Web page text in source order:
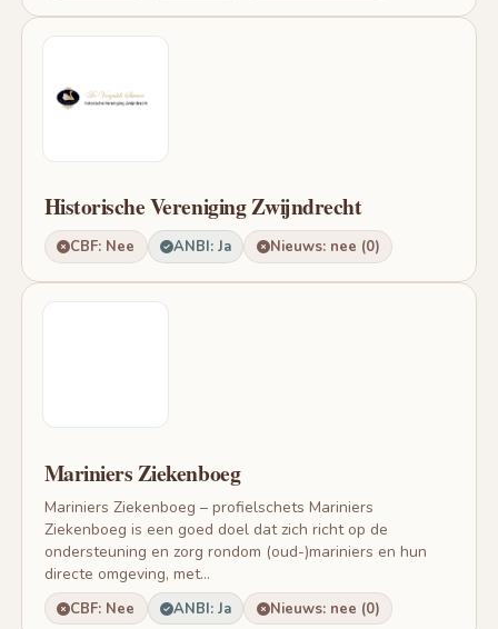
Historische Vereniging Zwijndrecht
CBF: Nee ANBI: Ja Nieuws: nee (0)
Mariniers Ziekenboeg
Mariniers Ziekenboeg – profielschets Mariniers
Ziekenboeg is een goed doel dat zich richt op de
ondersteuning en zorg rondom (oud-)mariniers en hun
directe omgeving, met...
CBF: Nee ANBI: Ja Nieuws: nee (0)